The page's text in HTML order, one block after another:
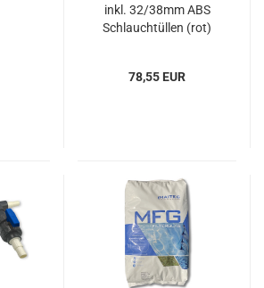
inkl. 32/38mm ABS
Schlauchtüllen (rot)
78,55 EUR